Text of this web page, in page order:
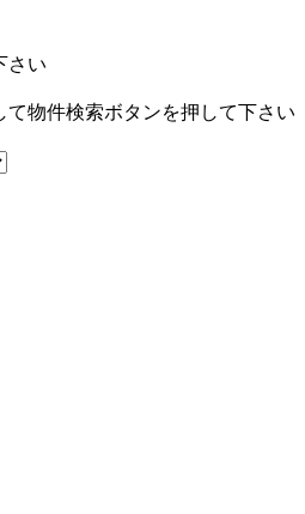
さい
て物件検索ボタンを押して下さい